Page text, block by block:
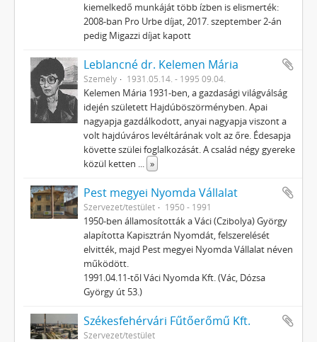
kiemelkedő munkáját több ízben is elismerték:
2008-ban Pro Urbe díjat, 2017. szeptember 2-án
pedig Migazzi díjat kapott
Leblancné dr. Kelemen Mária
Személy 1931.05.14. - 1995 09.04.
Kelemen Mária 1931-ben, a gazdasági világválság
idején született Hajdúböszörményben. Apai
nagyapja gazdálkodott, anyai nagyapja viszont a
volt hajdúváros levéltárának volt az őre. Édesapja
követte szülei foglalkozását. A család négy gyereke
közül ketten ... »
Pest megyei Nyomda Vállalat
Szervezet/testület 1950 - 1991
1950-ben államosították a Váci (Czibolya) György
alapította Kapisztrán Nyomdát, felszerelését
elvitték, majd Pest megyei Nyomda Vállalat néven
működött.
1991.04.11-től Váci Nyomda Kft. (Vác, Dózsa
György út 53.)
Székesfehérvári Fűtőerőmű Kft.
Szervezet/testület